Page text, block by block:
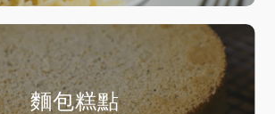
麵包糕點